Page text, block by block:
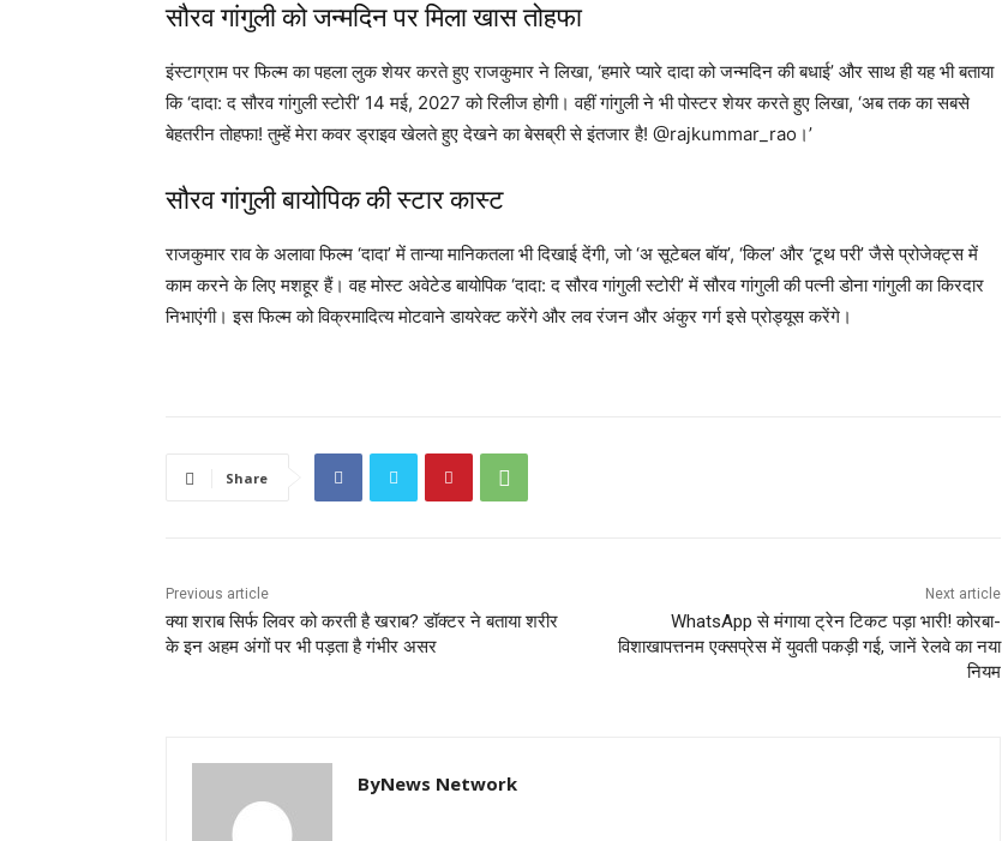
सौरव गांगुली को जन्मदिन पर मिला खास तोहफा
इंस्टाग्राम पर फिल्म का पहला लुक शेयर करते हुए राजकुमार ने लिखा, ‘हमारे प्यारे दादा को जन्मदिन की बधाई’ और साथ ही यह भी बताया
कि ‘दादा: द सौरव गांगुली स्टोरी’ 14 मई, 2027 को रिलीज होगी। वहीं गांगुली ने भी पोस्टर शेयर करते हुए लिखा, ‘अब तक का सबसे
बेहतरीन तोहफा! तुम्हें मेरा कवर ड्राइव खेलते हुए देखने का बेसब्री से इंतजार है! @rajkummar_rao।’
सौरव गांगुली बायोपिक की स्टार कास्ट
राजकुमार राव के अलावा फिल्म ‘दादा’ में तान्या मानिकतला भी दिखाई देंगी, जो ‘अ सूटेबल बॉय’, ‘किल’ और ‘टूथ परी’ जैसे प्रोजेक्ट्स में
काम करने के लिए मशहूर हैं। वह मोस्ट अवेटेड बायोपिक ‘दादा: द सौरव गांगुली स्टोरी’ में सौरव गांगुली की पत्नी डोना गांगुली का किरदार
निभाएंगी। इस फिल्म को विक्रमादित्य मोटवाने डायरेक्ट करेंगे और लव रंजन और अंकुर गर्ग इसे प्रोड्यूस करेंगे।
Share
Previous article
क्या शराब सिर्फ लिवर को करती है खराब? डॉक्टर ने बताया शरीर
के इन अहम अंगों पर भी पड़ता है गंभीर असर
Next article
WhatsApp से मंगाया ट्रेन टिकट पड़ा भारी! कोरबा-
विशाखापत्तनम एक्सप्रेस में युवती पकड़ी गई, जानें रेलवे का नया
नियम
ByNews Network